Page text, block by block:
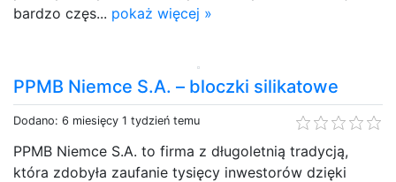
bardzo częs... pokaż więcej »
PPMB Niemce S.A. – bloczki silikatowe
Dodano: 6 miesięcy 1 tydzień temu
PPMB Niemce S.A. to firma z długoletnią tradycją,
która zdobyła zaufanie tysięcy inwestorów dzięki